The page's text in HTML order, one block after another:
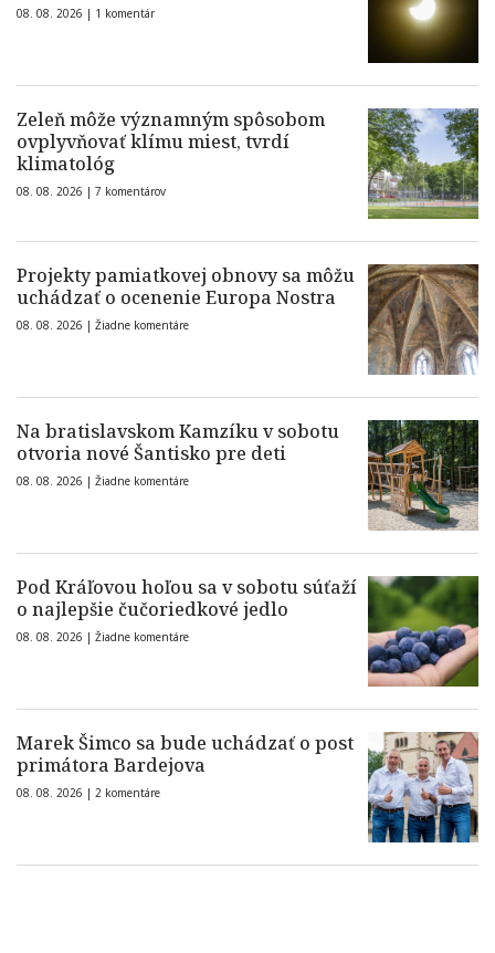
08. 08. 2026 | 1 komentár
Zeleň môže významným spôsobom
ovplyvňovať klímu miest, tvrdí
klimatológ
08. 08. 2026 | 7 komentárov
Projekty pamiatkovej obnovy sa môžu
uchádzať o ocenenie Europa Nostra
08. 08. 2026 | Žiadne komentáre
Na bratislavskom Kamzíku v sobotu
otvoria nové Šantisko pre deti
08. 08. 2026 | Žiadne komentáre
Pod Kráľovou hoľou sa v sobotu súťaží
o najlepšie čučoriedkové jedlo
08. 08. 2026 | Žiadne komentáre
Marek Šimco sa bude uchádzať o post
primátora Bardejova
08. 08. 2026 | 2 komentáre